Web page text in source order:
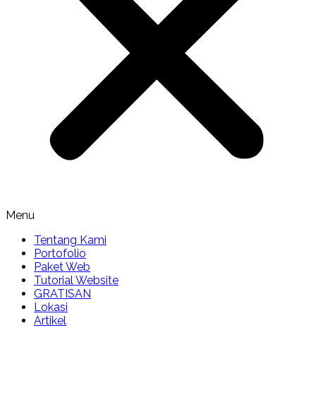
Menu
Tentang Kami
Portofolio
Paket Web
Tutorial Website
GRATISAN
Lokasi
Artikel